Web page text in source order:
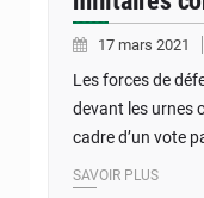
17 mars 2021
Les forces de
devant les urnes
cadre d’un vote
SAVOIR PLUS